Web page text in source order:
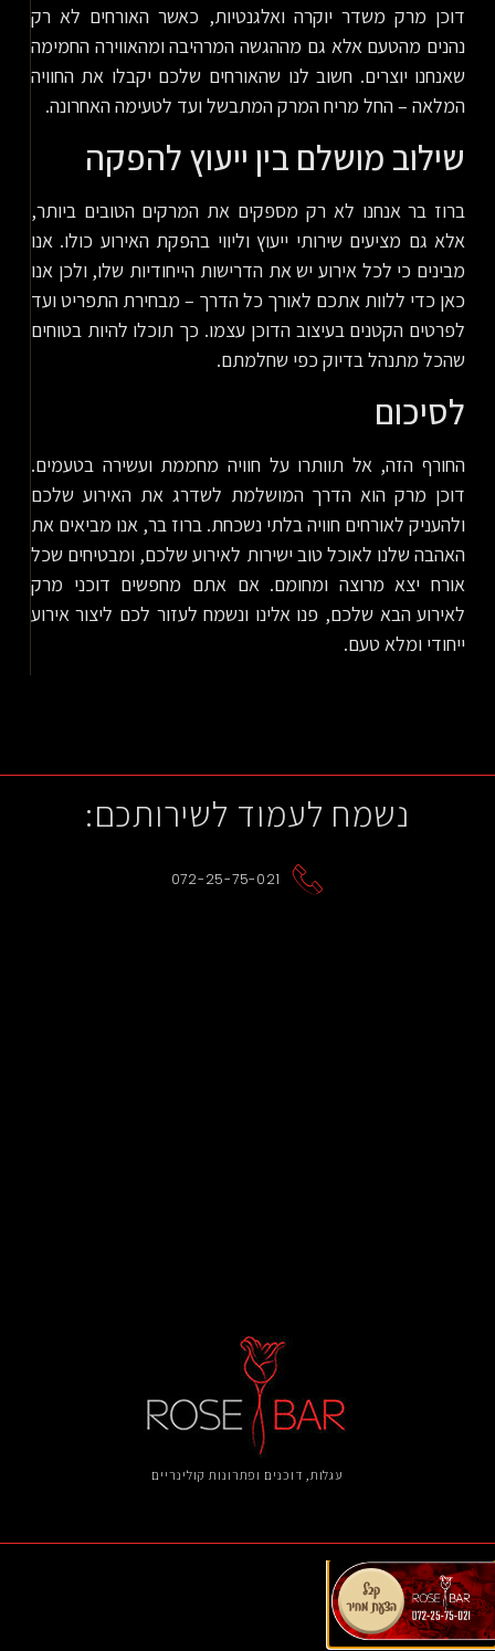
דוכן מרק משדר יוקרה ואלגנטיות, כאשר האורחים לא רק
נהנים מהטעם אלא גם מההגשה המרהיבה ומהאווירה החמימה
שאנחנו יוצרים. חשוב לנו שהאורחים שלכם יקבלו את החוויה
המלאה – החל מריח המרק המתבשל ועד לטעימה האחרונה.
שילוב מושלם בין ייעוץ להפקה
ברוז בר אנחנו לא רק מספקים את המרקים הטובים ביותר,
אלא גם מציעים שירותי ייעוץ וליווי בהפקת האירוע כולו. אנו
מבינים כי לכל אירוע יש את הדרישות הייחודיות שלו, ולכן אנו
כאן כדי ללוות אתכם לאורך כל הדרך – מבחירת התפריט ועד
לפרטים הקטנים בעיצוב הדוכן עצמו. כך תוכלו להיות בטוחים
שהכל מתנהל בדיוק כפי שחלמתם.
לסיכום
החורף הזה, אל תוותרו על חוויה מחממת ועשירה בטעמים.
דוכן מרק הוא הדרך המושלמת לשדרג את האירוע שלכם
ולהעניק לאורחים חוויה בלתי נשכחת. ברוז בר, אנו מביאים את
האהבה שלנו לאוכל טוב ישירות לאירוע שלכם, ומבטיחים שכל
אורח יצא מרוצה ומחומם. אם אתם מחפשים דוכני מרק
לאירוע הבא שלכם, פנו אלינו ונשמח לעזור לכם ליצור אירוע
ייחודי ומלא טעם.
נשמח לעמוד לשירותכם:
072-25-75-021
עגלות, דוכנים ​ופתרונות קולינריים